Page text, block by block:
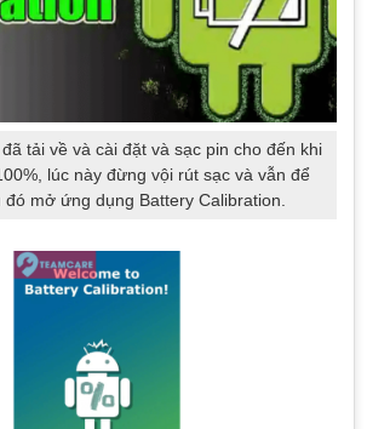
tải về và cài đặt và sạc pin cho đến khi
lúc này đừng vội rút sạc và vẫn để
đó mở ứng dụng Battery Calibration.